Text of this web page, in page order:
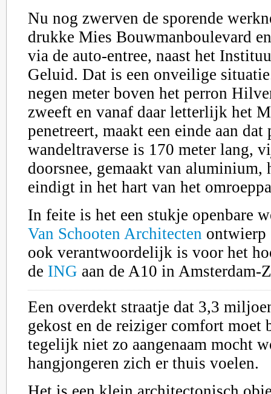
Nu nog zwerven de sporende
drukke Mies Bouwmanboulevard
via de auto-entree, naast het
Geluid. Dat is een onveilige
negen meter boven het perron
zweeft en vanaf daar letterlijk het
penetreert, maakt een einde aan dat
wandeltraverse is 170 meter lang,
doorsnee, gemaakt van aluminium,
eindigt in het hart van het
In feite is het een stukje openbare
Van Schooten Architecten ontwierp
ook verantwoordelijk is voor het
de ING aan de A10 in Amsterdam-
Een overdekt straatje dat 3,3
gekost en de reiziger comfort moet
tegelijk niet zo aangenaam mocht
hangjongeren zich er thuis voelen.